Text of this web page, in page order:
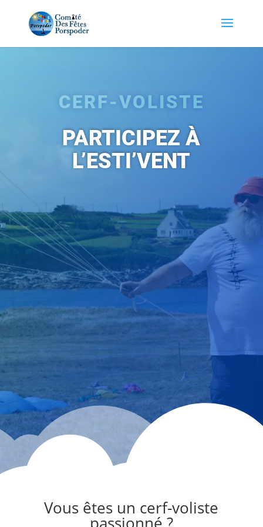
CERF-VOLISTE
PARTICIPEZ À
L’ESTI’VENT
Vous êtes un cerf-voliste
passionné ?